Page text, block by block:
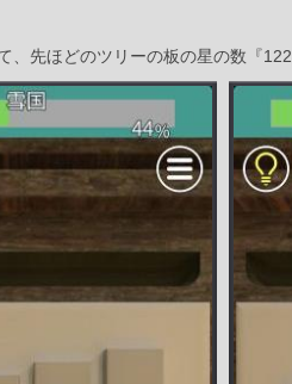
、先ほどのツリーの板の星の数『